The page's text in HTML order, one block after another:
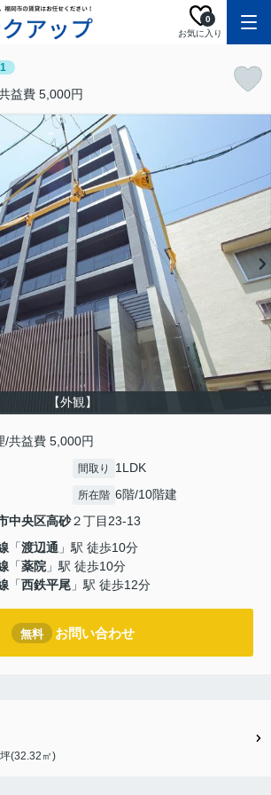
お気に入り
0
益費 5,000円
【外観】
/共益費 5,000円
間取り 1LDK
所在階 6階/10階建
中央区高砂２丁目23-13
「渡辺通 」駅 徒歩10分
「薬院 」駅 徒歩10分
「西鉄平尾 」駅 徒歩12分
無料 お問い合わせ
(32.32㎡)